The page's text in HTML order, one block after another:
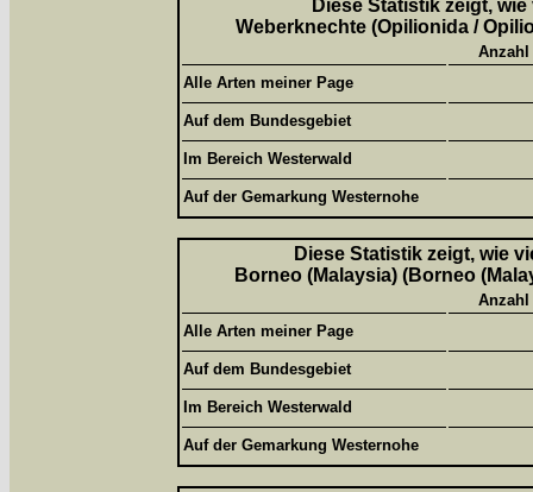
Diese Statistik zeigt,
Weberknechte (Opilionida /
Alle Arten meiner Page
Auf dem Bundesgebiet
Im Bereich Westerwald
Auf der Gemarkung Westernohe
Diese Statistik zeigt, wie
Borneo (Malaysia) (Borneo
Alle Arten meiner Page
Auf dem Bundesgebiet
Im Bereich Westerwald
Auf der Gemarkung Westernohe